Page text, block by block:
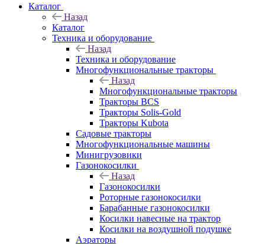
Каталог
Назад
Каталог
Техника и оборудование
Назад
Техника и оборудование
Многофункциональные тракторы
Назад
Многофункциональные тракторы
Тракторы BCS
Тракторы Solis-Gold
Тракторы Kubota
Садовые тракторы
Многофункциональные машины
Минигрузовики
Газонокосилки
Назад
Газонокосилки
Роторные газонокосилки
Барабанные газонокосилки
Косилки навесные на трактор
Косилки на воздушной подушке
Аэраторы